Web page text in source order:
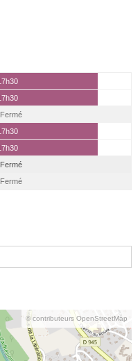
Fermé
Fermé
Fermé
© contributeurs OpenStreetMap